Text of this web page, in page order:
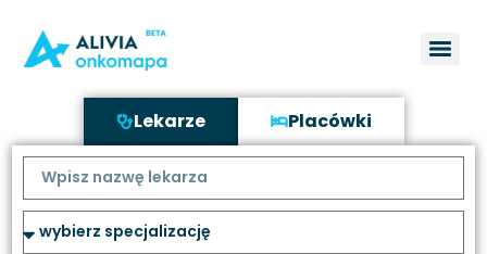
Lekarze Placówki